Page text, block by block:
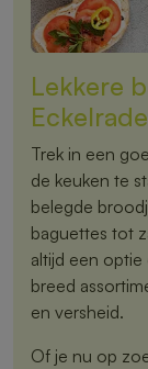
Lekkere
Trek in een
de keuken te
belegde
baguettes tot
altijd een optie
breed
en versheid.
Of je nu op